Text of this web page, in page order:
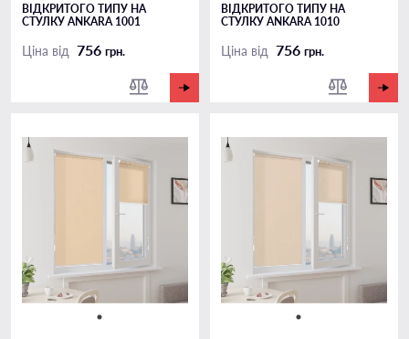
ВІДКРИТОГО ТИПУ НА
СТУЛКУ ANKARA 1001
Ціна від 756 грн.
ВІДКРИТОГО ТИПУ НА
СТУЛКУ ANKARA 1010
Ціна від 756 грн.